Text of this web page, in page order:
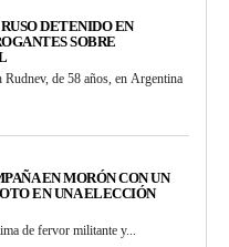
DETENIDO EN
SOBRE
de 58 años, en Argentina
EN MORÓN CON UN
EN UNA ELECCIÓN
de fervor militante y...